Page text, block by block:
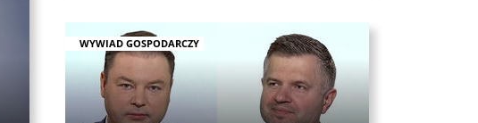
WYWIAD GOSPODARCZY